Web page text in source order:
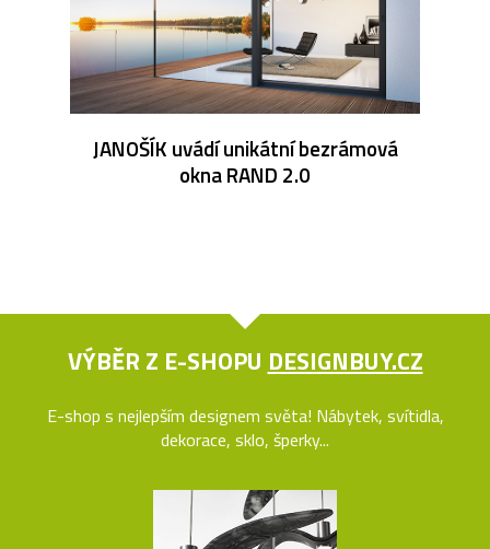
JANOŠÍK uvádí unikátní bezrámová
okna RAND 2.0
VÝBĚR Z E-SHOPU DESIGNBUY.CZ
E-shop s nejlepším designem světa! Nábytek, svítidla,
dekorace, sklo, šperky...